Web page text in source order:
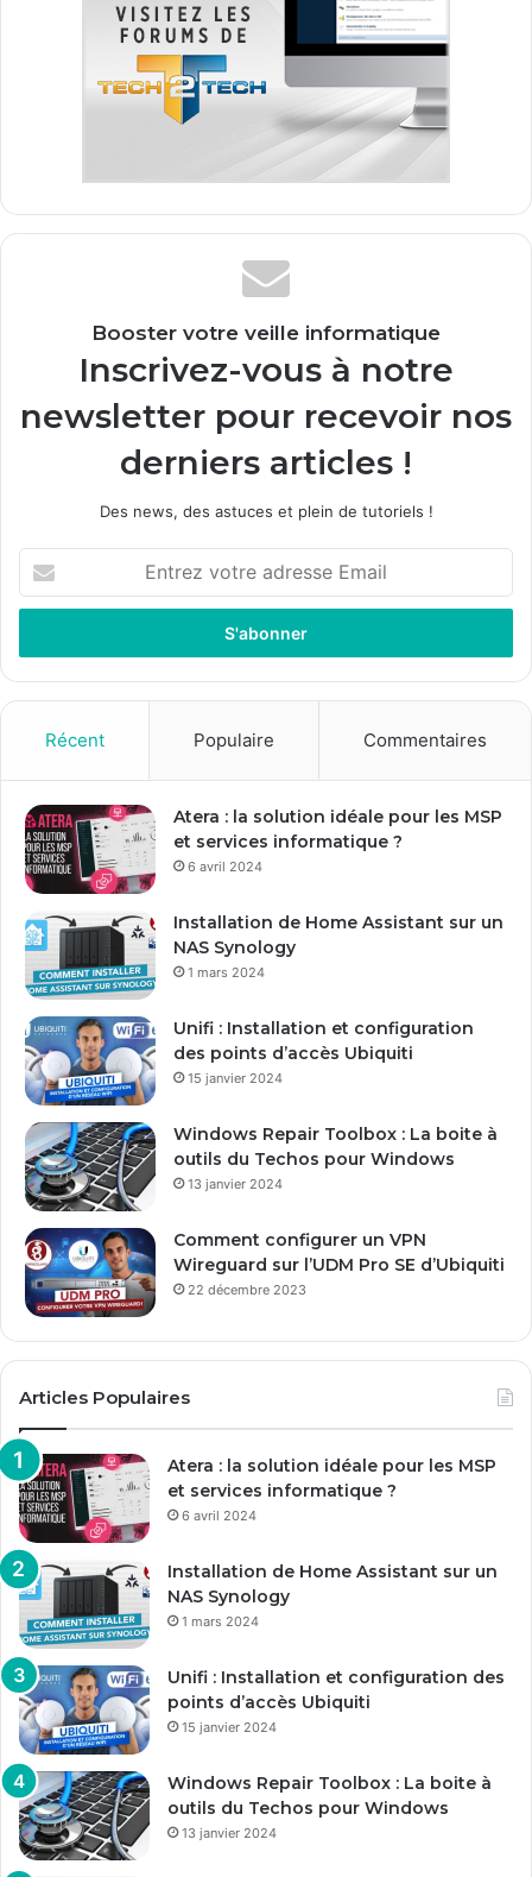
Booster votre veille informatique
Inscrivez-vous à notre
newsletter pour recevoir nos
derniers articles !
Des news, des astuces et plein de tutoriels !
t
e
z
r
e
a
d
s
e
m
a
Récent Populaire Commentaires
Atera : la solution idéale pour les MSP
et services informatique ?
6 avril 2024
Installation de Home Assistant sur un
NAS Synology
1 mars 2024
Unifi : Installation et configuration
des points d’accès Ubiquiti
15 janvier 2024
Windows Repair Toolbox : La boite à
outils du Techos pour Windows
13 janvier 2024
Comment configurer un VPN
Wireguard sur l’UDM Pro SE d’Ubiquiti
22 décembre 2023
Articles Populaires
Atera : la solution idéale pour les MSP
et services informatique ?
6 avril 2024
Installation de Home Assistant sur un
NAS Synology
1 mars 2024
Unifi : Installation et configuration des
points d’accès Ubiquiti
15 janvier 2024
Windows Repair Toolbox : La boite à
outils du Techos pour Windows
13 janvier 2024